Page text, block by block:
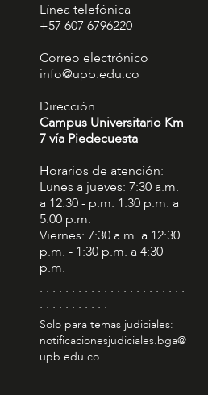
Línea telefónica
+57 607 6796220
Correo electrónico
info@upb.edu.co
Dirección
Campus Universitario Km
7 vía Piedecuesta
Horarios de atención:
Lunes a jueves: 7:30 a.m.
a 12:30 - p.m. 1:30 p.m. a
5:00 p.m.
Viernes: 7:30 a.m. a 12:30
p.m. - 1:30 p.m. a 4:30
p.m.
. . . . . . . . . . . . . . . . . . . . . . .
. . . . . . . . . . .
Solo para temas judiciales:
notificacionesjudiciales.bga@
upb.edu.co